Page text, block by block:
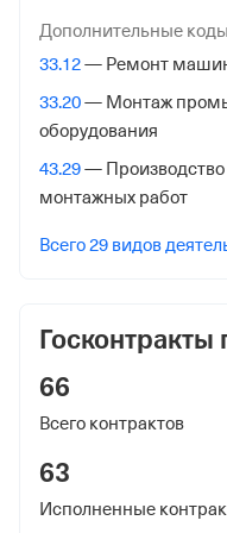
Службы № 46 по гор.
Адрес налоговой
125373, гор. Москва,
3, стр. 2
Регистрационный
24 января 2023
Наименование
Отделение Фонда
Страхования
Дополнительные
33.12— Ремонт
33.20— Монтаж
оборудования
43.29— Производство
монтажных работ
Всего 29 видов
66
Всего контрактов
63
Исполненные